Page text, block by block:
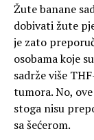
Žute banane
dobivati žute
je zato
osobama koje
sadrže više
tumora. No,
stoga nisu
sa šećerom.